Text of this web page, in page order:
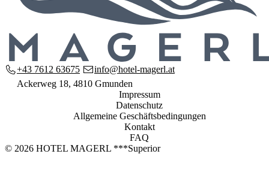
Salzkammergut entdecken
Familienurlaub
Kontakt
Jetzt buchen
HOTEL MAGERL ***Superior
Ackerweg 18
4810 Gmunden
+43 7612 63675
info@hotel-magerl.at
+43 7612 63675
info@hotel-magerl.at
Ackerweg 18, 4810 Gmunden
Impressum
Datenschutz
Allgemeine Geschäftsbedingungen
Kontakt
FAQ
© 2026 HOTEL MAGERL ***Superior